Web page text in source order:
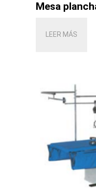
Mesa
LEER MÁS